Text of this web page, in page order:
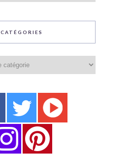
CATÉGORIES